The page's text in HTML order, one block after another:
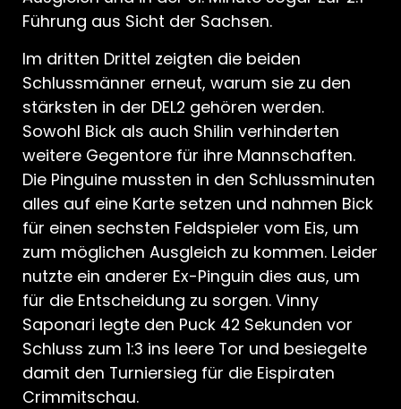
Führung aus Sicht der Sachsen.
Im dritten Drittel zeigten die beiden
Schlussmänner erneut, warum sie zu den
stärksten in der DEL2 gehören werden.
Sowohl Bick als auch Shilin verhinderten
weitere Gegentore für ihre Mannschaften.
Die Pinguine mussten in den Schlussminuten
alles auf eine Karte setzen und nahmen Bick
für einen sechsten Feldspieler vom Eis, um
zum möglichen Ausgleich zu kommen. Leider
nutzte ein anderer Ex-Pinguin dies aus, um
für die Entscheidung zu sorgen. Vinny
Saponari legte den Puck 42 Sekunden vor
Schluss zum 1:3 ins leere Tor und besiegelte
damit den Turniersieg für die Eispiraten
Crimmitschau.